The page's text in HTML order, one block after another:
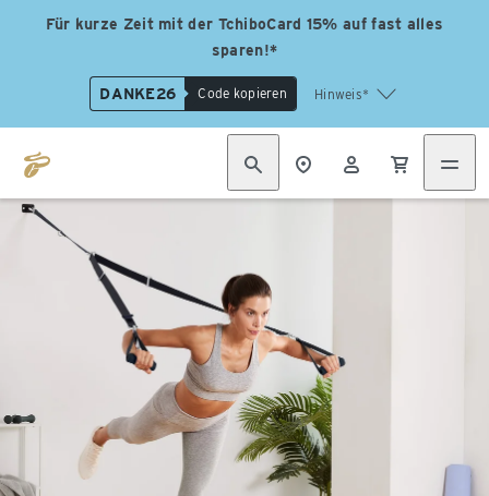
Für kurze Zeit mit der TchiboCard 15% auf fast alles
sparen!*
DANKE26 Code kopieren Hinweis*